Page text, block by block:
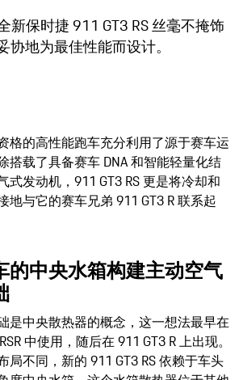
新保时捷 911 GT3 RS 丝毫不掩饰
地为最佳性能而设计。
格的高性能跑车充分利用了源于赛车运
搭载了具备赛车 DNA 和智能轻量化结
式发动机，911 GT3 RS 更是将冷却和
地与它的赛车兄弟 911 GT3 R 联系起
的中央水箱构建主动空气
是中央散热器的概念，这一想法最早在
中使用，随后在 911 GT3 R 上出现。
局不同，新的 911 GT3 RS 依赖于车头